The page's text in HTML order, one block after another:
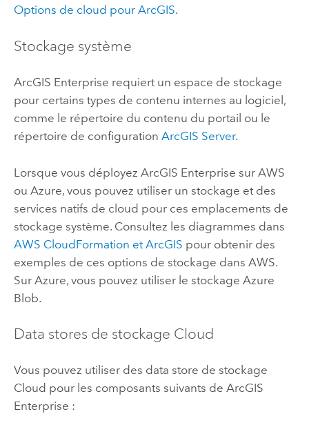
Options de cloud pour ArcGIS.
Stockage système
ArcGIS Enterprise requiert un espace de stockage
pour certains types de contenu internes au logiciel,
comme le répertoire du contenu du portail ou le
répertoire de configuration ArcGIS Server.
Lorsque vous déployez ArcGIS Enterprise sur AWS
ou Azure, vous pouvez utiliser un stockage et des
services natifs de cloud pour ces emplacements de
stockage système. Consultez les diagrammes dans
AWS CloudFormation et ArcGIS pour obtenir des
exemples de ces options de stockage dans AWS.
Sur Azure, vous pouvez utiliser le stockage Azure
Blob.
Data stores de stockage Cloud
Vous pouvez utiliser des data store de stockage
Cloud pour les composants suivants de ArcGIS
Enterprise :